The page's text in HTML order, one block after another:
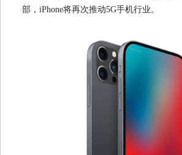
部，iPhone将再次推动5G手机行业。